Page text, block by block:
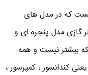
هست که در مدل های
گازی مدل پنجره ای و
بیشتر نیست و همه
کندانسور ، کمپرسور ،